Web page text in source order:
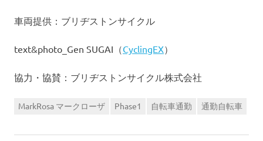
車両提供：ブリヂストンサイクル
text&photo_Gen SUGAI（CyclingEX）
協力・協賛：ブリヂストンサイクル株式会社
MarkRosa マークローザ Phase1 自転車通勤 通勤自転車